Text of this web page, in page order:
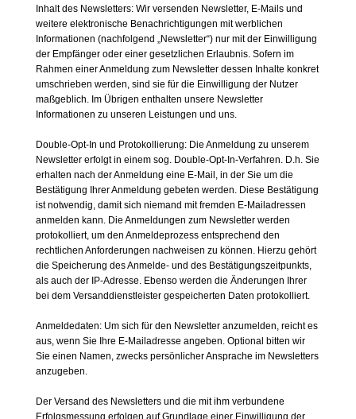
Inhalt des Newsletters: Wir versenden Newsletter, E-Mails und
weitere elektronische Benachrichtigungen mit werblichen
Informationen (nachfolgend „Newsletter“) nur mit der Einwilligung
der Empfänger oder einer gesetzlichen Erlaubnis. Sofern im
Rahmen einer Anmeldung zum Newsletter dessen Inhalte konkret
umschrieben werden, sind sie für die Einwilligung der Nutzer
maßgeblich. Im Übrigen enthalten unsere Newsletter
Informationen zu unseren Leistungen und uns.
Double-Opt-In und Protokollierung: Die Anmeldung zu unserem
Newsletter erfolgt in einem sog. Double-Opt-In-Verfahren. D.h. Sie
erhalten nach der Anmeldung eine E-Mail, in der Sie um die
Bestätigung Ihrer Anmeldung gebeten werden. Diese Bestätigung
ist notwendig, damit sich niemand mit fremden E-Mailadressen
anmelden kann. Die Anmeldungen zum Newsletter werden
protokolliert, um den Anmeldeprozess entsprechend den
rechtlichen Anforderungen nachweisen zu können. Hierzu gehört
die Speicherung des Anmelde- und des Bestätigungszeitpunkts,
als auch der IP-Adresse. Ebenso werden die Änderungen Ihrer
bei dem Versanddienstleister gespeicherten Daten protokolliert.
Anmeldedaten: Um sich für den Newsletter anzumelden, reicht es
aus, wenn Sie Ihre E-Mailadresse angeben. Optional bitten wir
Sie einen Namen, zwecks persönlicher Ansprache im Newsletters
anzugeben.
Der Versand des Newsletters und die mit ihm verbundene
Erfolgsmessung erfolgen auf Grundlage einer Einwilligung der